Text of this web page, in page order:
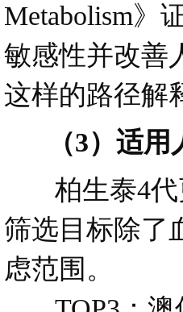
Metabolism》
敏感性并改善
这样的路径解
（3）适用
柏生泰4代
筛选目标除了
虑范围。